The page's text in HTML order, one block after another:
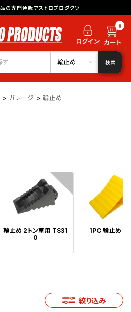
の専門通販アストロプロダクツ
0
輪止め 検索
> ガレージ > 輪止め
2
輪止め 2トン車用 TS31
0
1PC 輪止め プ
絞り込み